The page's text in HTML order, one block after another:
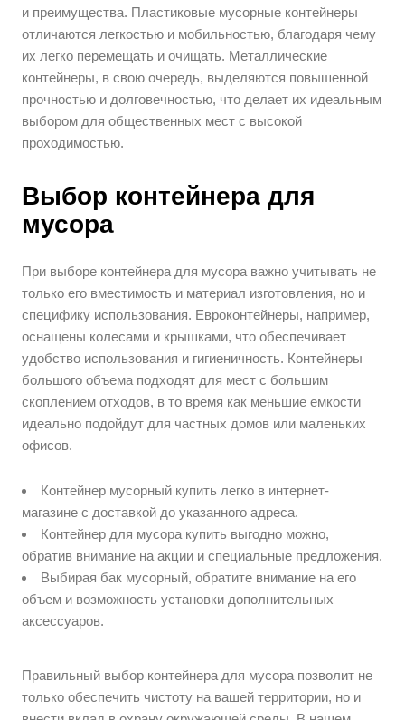
и преимущества. Пластиковые мусорные контейнеры
отличаются легкостью и мобильностью, благодаря чему
их легко перемещать и очищать. Металлические
контейнеры, в свою очередь, выделяются повышенной
прочностью и долговечностью, что делает их идеальным
выбором для общественных мест с высокой
проходимостью.
Выбор контейнера для
мусора
При выборе контейнера для мусора важно учитывать не
только его вместимость и материал изготовления, но и
специфику использования. Евроконтейнеры, например,
оснащены колесами и крышками, что обеспечивает
удобство использования и гигиеничность. Контейнеры
большого объема подходят для мест с большим
скоплением отходов, в то время как меньшие емкости
идеально подойдут для частных домов или маленьких
офисов.
Контейнер мусорный купить легко в интернет-
магазине с доставкой до указанного адреса.
Контейнер для мусора купить выгодно можно,
обратив внимание на акции и специальные предложения.
Выбирая бак мусорный, обратите внимание на его
объем и возможность установки дополнительных
аксессуаров.
Правильный выбор контейнера для мусора позволит не
только обеспечить чистоту на вашей территории, но и